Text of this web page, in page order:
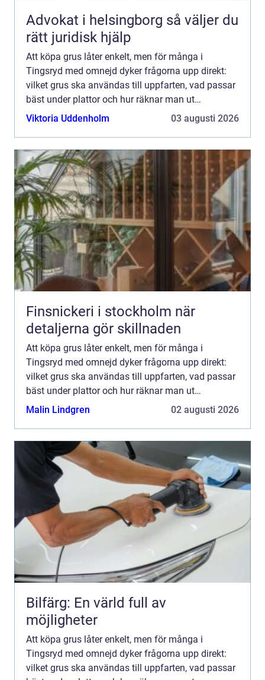
Advokat i helsingborg så väljer du
rätt juridisk hjälp
Att köpa grus låter enkelt, men för många i
Tingsryd med omnejd dyker frågorna upp direkt:
vilket grus ska användas till uppfarten, vad passar
bäst under plattor och hur räknar man ut
mängden? Med rätt kunskap blir både planering,
Viktoria Uddenholm 03 augusti 2026
Finsnickeri i stockholm när
detaljerna gör skillnaden
Att köpa grus låter enkelt, men för många i
Tingsryd med omnejd dyker frågorna upp direkt:
vilket grus ska användas till uppfarten, vad passar
bäst under plattor och hur räknar man ut
mängden? Med rätt kunskap blir både planering,
Malin Lindgren 02 augusti 2026
Bilfärg: En värld full av
möjligheter
Att köpa grus låter enkelt, men för många i
Tingsryd med omnejd dyker frågorna upp direkt:
vilket grus ska användas till uppfarten, vad passar